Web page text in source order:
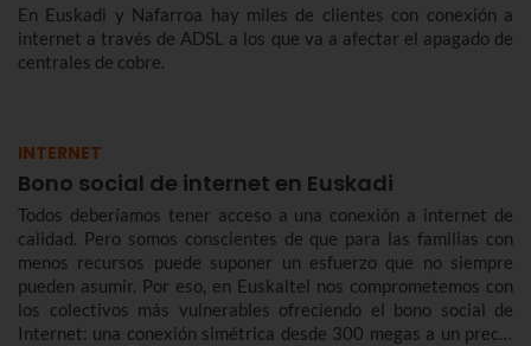
En Euskadi y Nafarroa hay miles de clientes con conexión a
internet a través de ADSL a los que va a afectar el apagado de
centrales de cobre.
INTERNET
Bono social de internet en Euskadi
Todos deberíamos tener acceso a una conexión a internet de
calidad. Pero somos conscientes de que para las familias con
menos recursos puede suponer un esfuerzo que no siempre
pueden asumir. Por eso, en Euskaltel nos comprometemos con
los colectivos más vulnerables ofreciendo el bono social de
Internet: una conexión simétrica desde 300 megas a un precio